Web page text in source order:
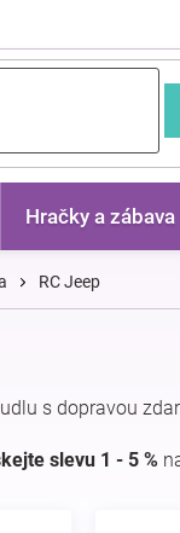
Hračky a
RC Jeep
s dopravou
slevu 1 - 5 %